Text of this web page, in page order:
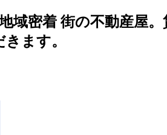
域密着 街の不動産屋
ます。